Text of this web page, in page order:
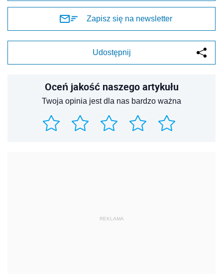
Zapisz się na newsletter
Udostępnij
Oceń jakość naszego artykułu
Twoja opinia jest dla nas bardzo ważna
REKLAMA